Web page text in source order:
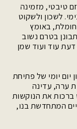
טיבטי, מזמינה
לשכון ולשקוט
באומץ
בטרם נשוב
עוד ועוד שמן
יום יומי של פתיחת
ערה, עדינה
את הנוקשות
המתחדשת בנו,